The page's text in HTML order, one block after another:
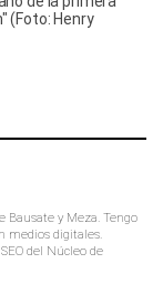
(Foto: Henry
Bausate y Meza. Tengo
medios digitales.
del Núcleo de